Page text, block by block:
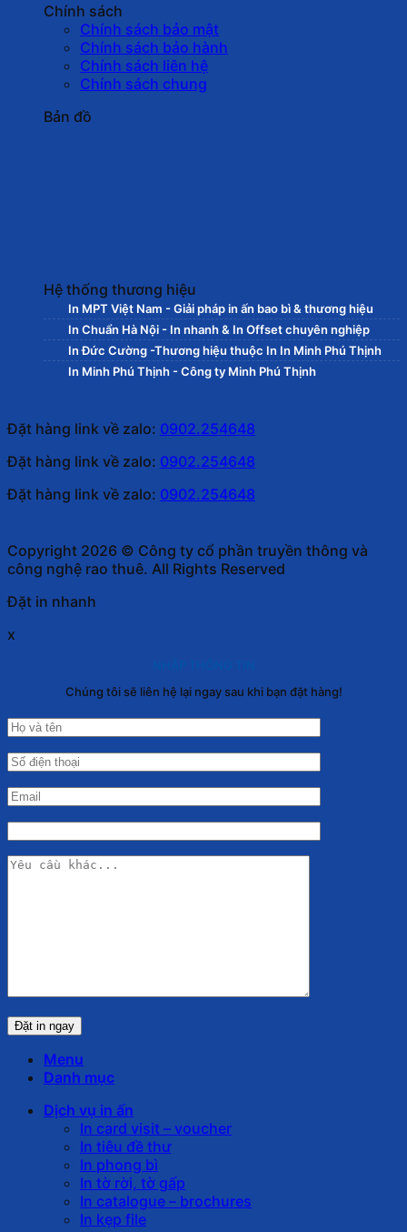
Chính sách
Chính sách bảo mật
Chính sách bảo hành
Chính sách liên hệ
Chính sách chung
Bản đồ
Hệ thống thương hiệu
In MPT Việt Nam - Giải pháp in ấn bao bì & thương hiệu
In Chuẩn Hà Nội - In nhanh & In Offset chuyên nghiệp
In Đức Cường -Thương hiệu thuộc In In Minh Phú Thịnh
In Minh Phú Thịnh - Công ty Minh Phú Thịnh
Đặt hàng link về zalo: 0902.254648
Đặt hàng link về zalo: 0902.254648
Đặt hàng link về zalo: 0902.254648
Copyright 2026 © Công ty cổ phần truyền thông và
công nghệ rao thuê. All Rights Reserved
Đặt in nhanh
x
Chúng tôi sẽ liên hệ lại ngay sau khi bạn đặt hàng!
Menu
Danh mục
Dịch vụ in ấn
In card visit – voucher
In tiêu đề thư
In phong bì
In tờ rời, tờ gấp
In catalogue – brochures
In kẹp file